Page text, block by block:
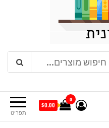
תפריט
0
$0.00